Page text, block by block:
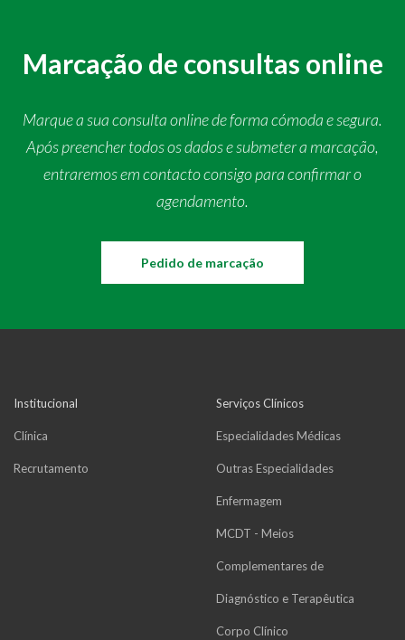
Marcação de consultas online
Marque a sua consulta online de forma cómoda e segura.
Após preencher todos os dados e submeter a marcação,
entraremos em contacto consigo para confirmar o
agendamento.
Pedido de marcação
Institucional
Clínica
Recrutamento
Serviços Clínicos
Especialidades Médicas
Outras Especialidades
Enfermagem
MCDT - Meios
Complementares de
Diagnóstico e Terapêutica
Corpo Clínico